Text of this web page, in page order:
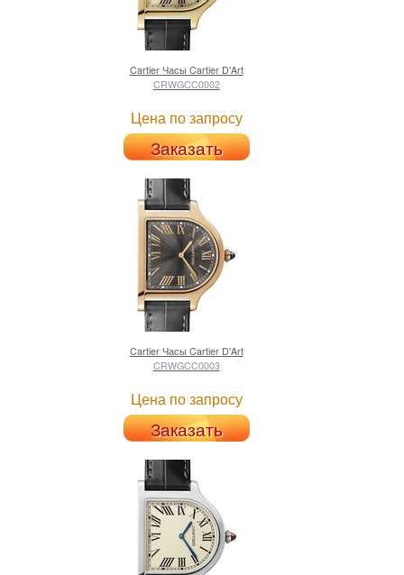
Cartier Часы Cartier D'Art
CRWGCC0002
Цена по запросу
Заказать
Cartier Часы Cartier D'Art
CRWGCC0003
Цена по запросу
Заказать